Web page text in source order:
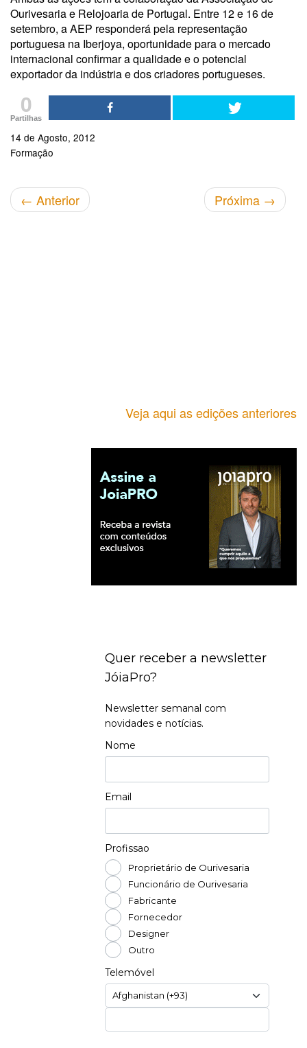
Ourivesaria e Relojoaria de Portugal. Entre 12 e 16 de
setembro, a AEP responderá pela representação
portuguesa na Iberjoya, oportunidade para o mercado
internacional confirmar a qualidade e o potencial
exportador da indústria e dos criadores portugueses.
0
Partilhas
14 de Agosto, 2012
Formação
← Anterior Próxima →
Veja aqui as edições anteriores